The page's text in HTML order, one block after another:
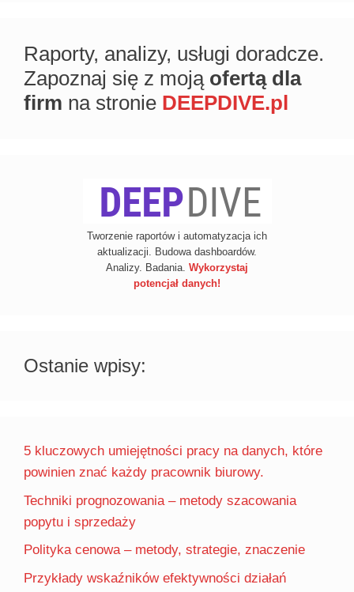
Raporty, analizy, usługi doradcze.
Zapoznaj się z mojąofertą dla
firm na stronie DEEPDIVE.pl
Tworzenie raportów i automatyzacja ich
aktualizacji. Budowa dashboardów.
Analizy. Badania. Wykorzystaj
potencjał danych!
Ostanie wpisy:
5 kluczowych umiejętności pracy na danych, które
powinien znać każdy pracownik biurowy.
Techniki prognozowania – metody szacowania
popytu i sprzedaży
Polityka cenowa – metody, strategie, znaczenie
Przykłady wskaźników efektywności działań